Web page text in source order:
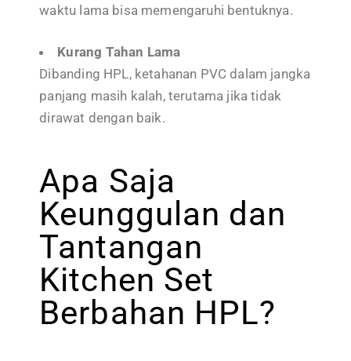
waktu lama bisa memengaruhi bentuknya.
Kurang Tahan Lama
Dibanding HPL, ketahanan PVC dalam jangka
panjang masih kalah, terutama jika tidak
dirawat dengan baik.
Apa Saja
Keunggulan dan
Tantangan
Kitchen Set
Berbahan HPL?